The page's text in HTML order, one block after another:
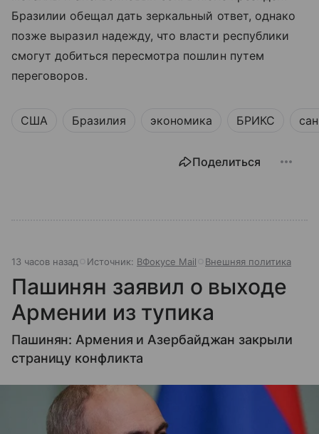
Бразилии обещал дать зеркальный ответ, однако
позже выразил надежду, что власти республики
смогут добиться пересмотра пошлин путем
переговоров.
США Бразилия экономика БРИКС
Поделиться
13 часов назад Источник: ВФокусе Mail Внешняя политика
Пашинян заявил о выходе
Армении из тупика
Пашинян: Армения и Азербайджан закрыли
страницу конфликта